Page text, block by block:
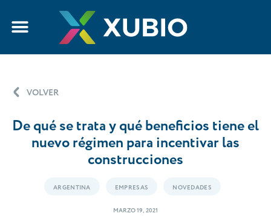
VOLVER
De qué se trata y qué beneficios tiene el
nuevo régimen para incentivar las
construcciones
ARGENTINA EMPRESAS NOVEDADES
MARZO 19, 2021